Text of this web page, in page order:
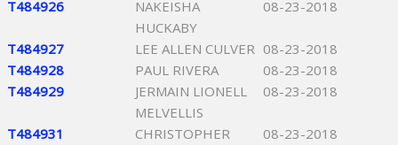
T484926
NAKEISHA
HUCKABY
08-23-2018
T484927 LEE ALLEN CULVER 08-23-2018
T484928
PAUL RIVERA
08-23-2018
T484929
JERMAIN LIONELL
MELVELLIS
08-23-2018
T484931
CHRISTOPHER
08-23-2018